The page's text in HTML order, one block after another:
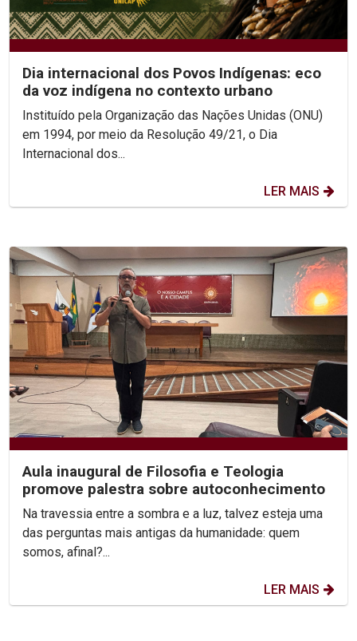
Dia internacional dos Povos Indígenas: eco
da voz indígena no contexto urbano
Instituído pela Organização das Nações Unidas (ONU)
em 1994, por meio da Resolução 49/21, o Dia
Internacional dos...
LER MAIS
Aula inaugural de Filosofia e Teologia
promove palestra sobre autoconhecimento
Na travessia entre a sombra e a luz, talvez esteja uma
das perguntas mais antigas da humanidade: quem
somos, afinal?...
LER MAIS